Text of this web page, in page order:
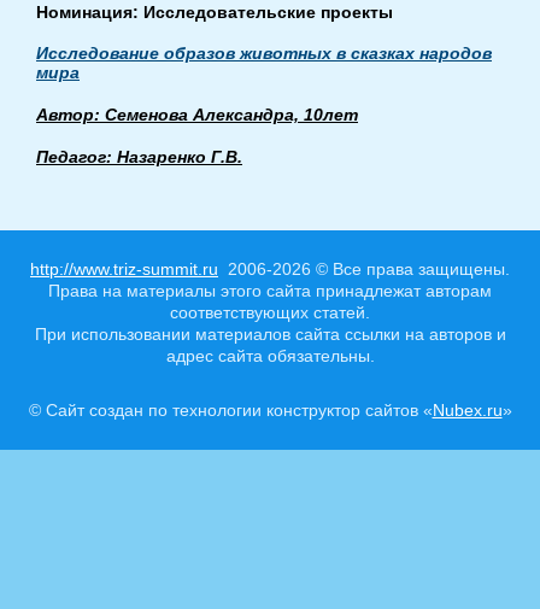
Номинация: Исследовательские проекты
Исследование образов животных в сказках народов
мира
Автор: Семенова Александра, 10лет
Педагог: Назаренко Г.В.
http://www.triz-summit.ru 2006-2026 © Все права защищены.
Права на материалы этого сайта принадлежат авторам
соответствующих статей.
При использовании материалов сайта ссылки на авторов и
адрес сайта обязательны.
© Сайт создан по технологии конструктор сайтов «Nubex.ru»